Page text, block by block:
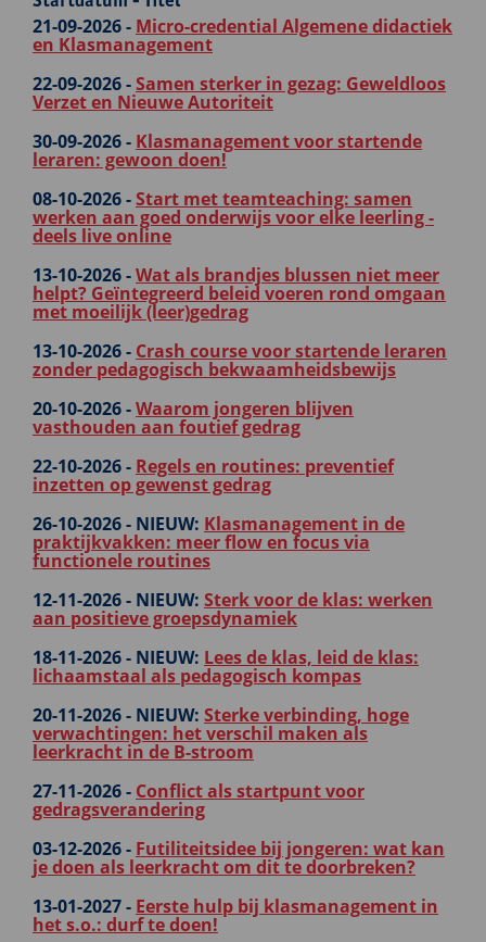
21-09-2026 - Micro-credential Algemene didactiek
en Klasmanagement
22-09-2026 -Samen sterker in gezag: Geweldloos
Verzet en Nieuwe Autoriteit
30-09-2026 - Klasmanagement voor startende
leraren: gewoon doen!
08-10-2026 -Start met teamteaching: samen
werken aan goed onderwijs voor elke leerling -
deels live online
13-10-2026 -Wat als brandjes blussen niet meer
helpt? Geïntegreerd beleid voeren rond omgaan
met moeilijk (leer)gedrag
13-10-2026 - Crash course voor startende leraren
zonder pedagogisch bekwaamheidsbewijs
20-10-2026 -Waarom jongeren blijven
vasthouden aan foutief gedrag
22-10-2026 - Regels en routines: preventief
inzetten op gewenst gedrag
26-10-2026 - NIEUW: Klasmanagement in de
praktijkvakken: meer flow en focus via
functionele routines
12-11-2026 - NIEUW: Sterk voor de klas: werken
aan positieve groepsdynamiek
18-11-2026 - NIEUW: Lees de klas, leid de klas:
lichaamstaal als pedagogisch kompas
20-11-2026 - NIEUW: Sterke verbinding, hoge
verwachtingen: het verschil maken als
leerkracht in de B-stroom
27-11-2026 - Conflict als startpunt voor
gedragsverandering
03-12-2026 - Futiliteitsidee bij jongeren: wat kan
je doen als leerkracht om dit te doorbreken?
13-01-2027 - Eerste hulp bij klasmanagement in
het s.o.: durf te doen!